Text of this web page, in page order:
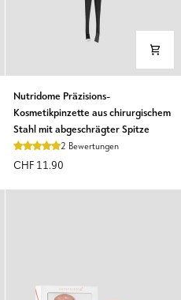
Nutridome
Präzisions-
Kosmetikpinzette
aus
Stahl
mit
Nutridome Präzisions-
Kosmetikpinzette aus chirurgischem
Stahl mit abgeschrägter Spitze
2 Bewertungen
CHF 11.90